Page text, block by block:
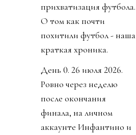
прихватизация футбола.
О том как почти
похитили футбол - наша
краткая хроника.
День 0. 26 июля 2026.
Ровно через неделю
после окончания
финала, на личном
аккаунте Инфантино и